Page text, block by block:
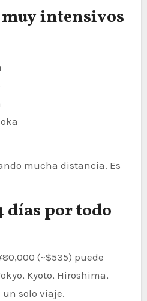
intensivos
mucha distancia. Es
días por todo
(~$535) puede
Kyoto, Hiroshima,
un solo viaje.